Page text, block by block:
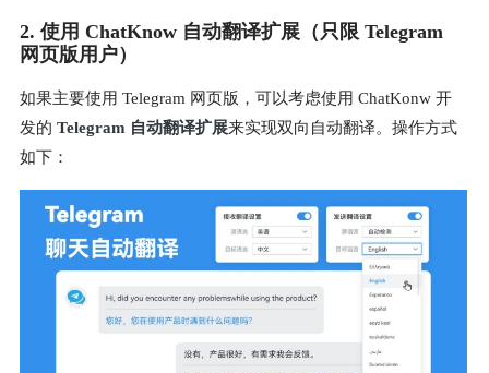
2. 使用 ChatKnow 自动翻译扩展（只限 Telegram
网页版用户）
如果主要使用 Telegram 网页版，可以考虑使用 ChatKonw 开
发的 Telegram 自动翻译扩展来实现双向自动翻译。操作方式
如下：